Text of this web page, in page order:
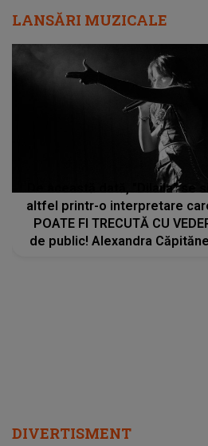
LANSĂRI MUZICALE
De această dată, "Dilaila" se
altfel printr-o interpretare
POATE FI TRECUTĂ CU
de public! Alexandra
DIVERTISMENT